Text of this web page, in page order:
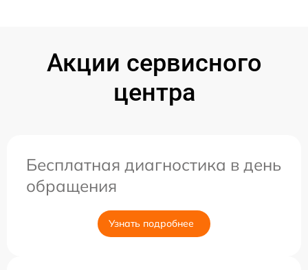
Акции сервисного
центра
Бесплатная диагностика в день
обращения
Узнать подробнее